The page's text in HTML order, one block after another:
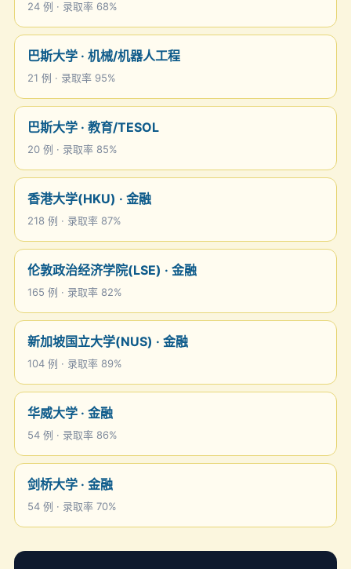
24 例 · 录取率 68%
巴斯大学 · 机械/机器人工程
21 例 · 录取率 95%
巴斯大学 · 教育/TESOL
20 例 · 录取率 85%
香港大学(HKU) · 金融
218 例 · 录取率 87%
伦敦政治经济学院(LSE) · 金融
165 例 · 录取率 82%
新加坡国立大学(NUS) · 金融
104 例 · 录取率 89%
华威大学 · 金融
54 例 · 录取率 86%
剑桥大学 · 金融
54 例 · 录取率 70%